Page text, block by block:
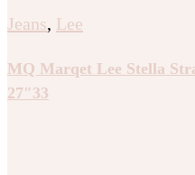
Jeans, Lee
MQ Marqet Lee Stella
27″33